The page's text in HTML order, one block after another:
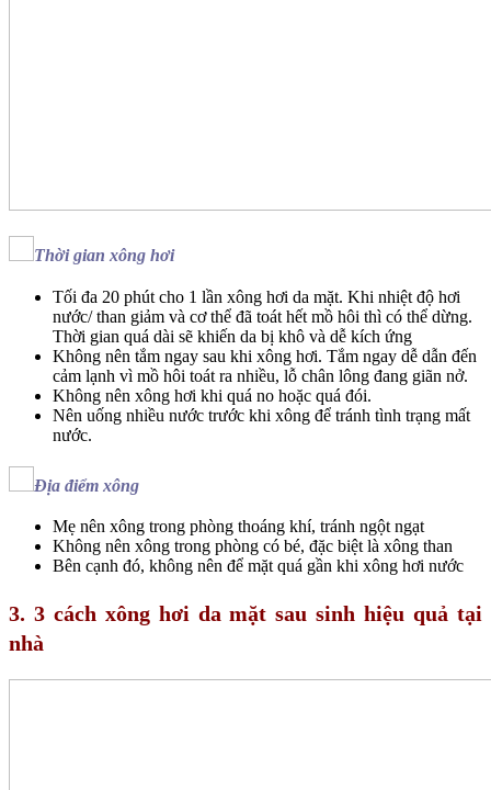
Thời gian xông hơi
Tối đa 20 phút cho 1 lần xông hơi da mặt. Khi nhiệt độ hơi
nước/ than giảm và cơ thể đã toát hết mồ hôi thì có thể dừng.
Thời gian quá dài sẽ khiến da bị khô và dễ kích ứng
Không nên tắm ngay sau khi xông hơi. Tắm ngay dễ dẫn đến
cảm lạnh vì mồ hôi toát ra nhiều, lỗ chân lông đang giãn nở.
Không nên xông hơi khi quá no hoặc quá đói.
Nên uống nhiều nước trước khi xông để tránh tình trạng mất
nước.
Địa điểm xông
Mẹ nên xông trong phòng thoáng khí, tránh ngột ngạt
Không nên xông trong phòng có bé, đặc biệt là xông than
Bên cạnh đó, không nên để mặt quá gần khi xông hơi nước
3. 3 cách xông hơi da mặt sau sinh hiệu quả tại
nhà